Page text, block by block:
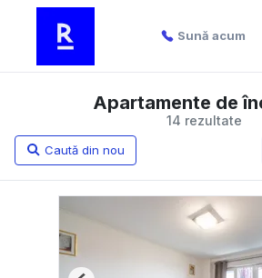
Sună acum
14 rezultate
Apartamente de
Caută din nou